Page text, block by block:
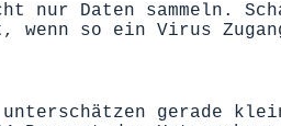
Daten sammeln.
so ein Virus Zugang
gerade